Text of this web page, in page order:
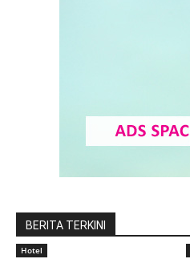
BERITA TERKINI
Hotel